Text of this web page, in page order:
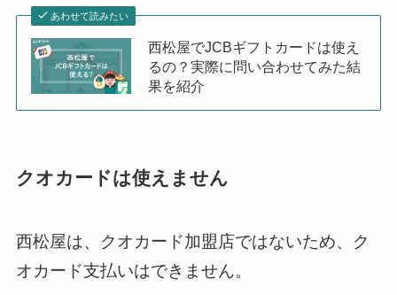
あわせて読みたい
西松屋でJCBギフトカードは使え
るの？実際に問い合わせてみた結
果を紹介
クオカードは使えません
西松屋は、クオカード加盟店ではないため、ク
オカード支払いはできません。